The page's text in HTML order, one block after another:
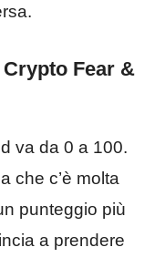
Fear &
va da 0 a 100.
che c’è molta
punteggio più
a prendere